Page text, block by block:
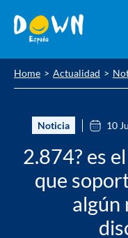
contenido
Home Actualidad
Noticia 10
2.874? es
que
algún